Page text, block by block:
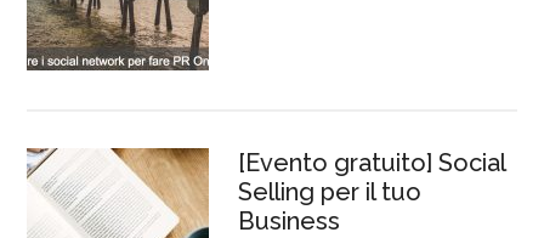
[Evento gratuito] Social
Selling per il tuo
Business